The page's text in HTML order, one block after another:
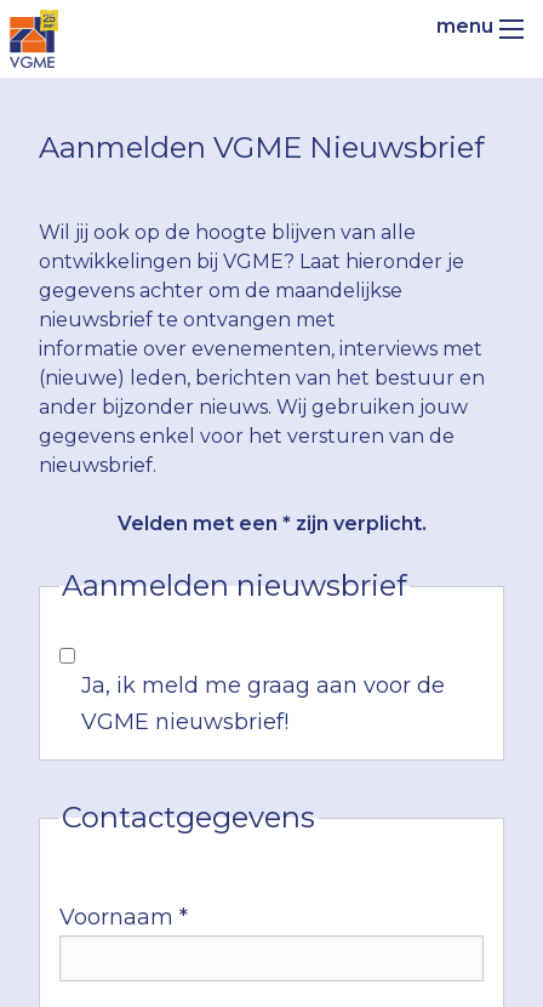
Aanmelden VGME Nieuwsbrief
Wil jij ook op de hoogte blijven van alle
ontwikkelingen bij VGME? Laat hieronder je
gegevens achter om de maandelijkse
nieuwsbrief te ontvangen met
informatie over evenementen, interviews met
(nieuwe) leden, berichten van het bestuur en
ander bijzonder nieuws. Wij gebruiken jouw
gegevens enkel voor het versturen van de
nieuwsbrief.
Velden met een * zijn verplicht.
Aanmelden nieuwsbrief
Ja, ik meld me graag aan voor de
VGME nieuwsbrief!
Contactgegevens
Voornaam *